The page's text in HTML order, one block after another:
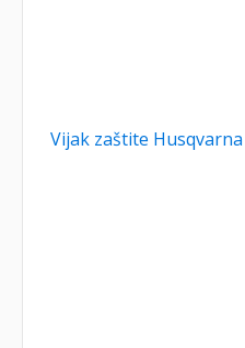
Vijak zaštite